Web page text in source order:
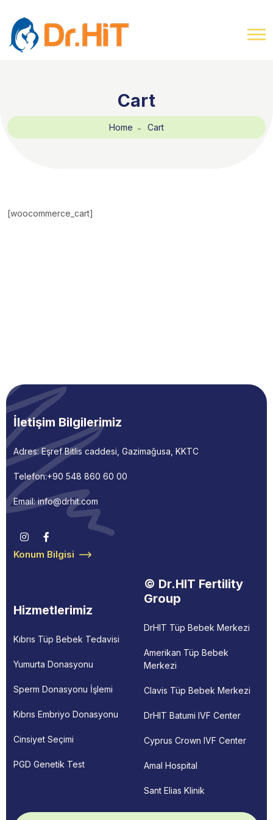
Cart
Home Cart
[woocommerce_cart]
İletişim Bilgilerimiz
Adres: Eşref Bitlis caddesi, Gazimağusa, KKTC
Telefon:+90 548 860 60 00
Email: info@drhit.com
Konum Bilgisi
Hizmetlerimiz
Kıbrıs Tüp Bebek Tedavisi
Yumurta Donasyonu
Sperm Donasyonu İşlemi
Kıbrıs Embriyo Donasyonu
Cinsiyet Seçimi
PGD Genetik Test
© Dr.HIT Fertility
Group
DrHIT Tüp Bebek Merkezi
Amerikan Tüp Bebek
Merkezi
Clavis Tüp Bebek Merkezi
DrHIT Batumi IVF Center
Cyprus Crown IVF Center
Amal Hospital
Sant Elias Klinik